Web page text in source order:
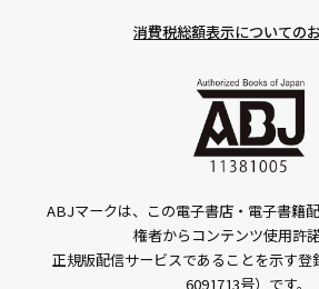
消費税総額表示についての
ABJマークは、この電子書店・電子書籍
権者からコンテンツ使用許
正規版配信サービスであることを示す登
6091713号）です。